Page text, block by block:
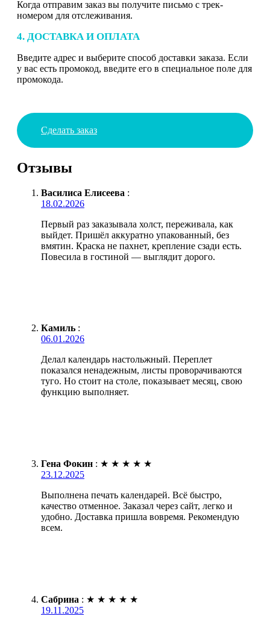
Когда отправим заказ вы получите письмо с трек-
номером для отслеживания.
4. ДОСТАВКА И ОПЛАТА
Введите адрес и выберите способ доставки заказа. Если
у вас есть промокод, введите его в специальное поле для
промокода.
Сделать заказ
Отзывы
Василиса Елисеева :
18.02.2026
Первый раз заказывала холст, переживала, как
выйдет. Пришёл аккуратно упакованный, без
вмятин. Краска не пахнет, крепление сзади есть.
Повесила в гостиной — выглядит дорого.
Камиль :
06.01.2026
Делал календарь настольжный. Переплет
показался ненадежным, листы проворачиваются
туго. Но стоит на столе, показывает месяц, свою
функцию выполняет.
Гена Фокин : ★ ★ ★ ★ ★
23.12.2025
Выполнена печать календарей. Всё быстро,
качество отменное. Заказал через сайт, легко и
удобно. Доставка пришла вовремя. Рекомендую
всем.
Сабрина : ★ ★ ★ ★ ★
19.11.2025